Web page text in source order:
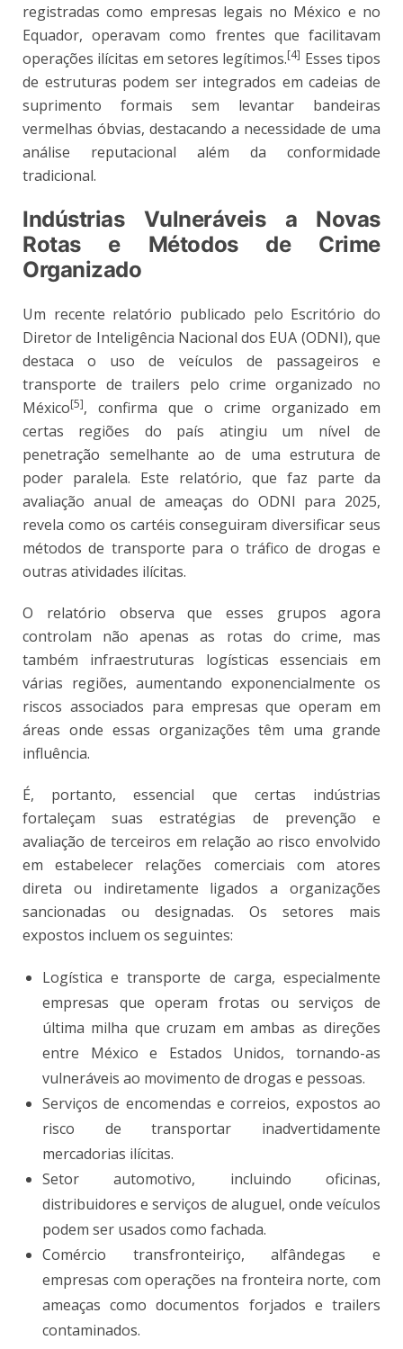
registradas como empresas legais no México e no
Equador, operavam como frentes que facilitavam
operações ilícitas em setores legítimos.[4] Esses tipos
de estruturas podem ser integrados em cadeias de
suprimento formais sem levantar bandeiras
vermelhas óbvias, destacando a necessidade de uma
análise reputacional além da conformidade
tradicional.
Indústrias Vulneráveis a Novas
Rotas e Métodos de Crime
Organizado
Um recente relatório publicado pelo Escritório do
Diretor de Inteligência Nacional dos EUA (ODNI), que
destaca o uso de veículos de passageiros e
transporte de trailers pelo crime organizado no
México[5], confirma que o crime organizado em
certas regiões do país atingiu um nível de
penetração semelhante ao de uma estrutura de
poder paralela. Este relatório, que faz parte da
avaliação anual de ameaças do ODNI para 2025,
revela como os cartéis conseguiram diversificar seus
métodos de transporte para o tráfico de drogas e
outras atividades ilícitas.
O relatório observa que esses grupos agora
controlam não apenas as rotas do crime, mas
também infraestruturas logísticas essenciais em
várias regiões, aumentando exponencialmente os
riscos associados para empresas que operam em
áreas onde essas organizações têm uma grande
influência.
É, portanto, essencial que certas indústrias
fortaleçam suas estratégias de prevenção e
avaliação de terceiros em relação ao risco envolvido
em estabelecer relações comerciais com atores
direta ou indiretamente ligados a organizações
sancionadas ou designadas. Os setores mais
expostos incluem os seguintes:
Logística e transporte de carga, especialmente
empresas que operam frotas ou serviços de
última milha que cruzam em ambas as direções
entre México e Estados Unidos, tornando-as
vulneráveis ao movimento de drogas e pessoas.
Serviços de encomendas e correios, expostos ao
risco de transportar inadvertidamente
mercadorias ilícitas.
Setor automotivo, incluindo oficinas,
distribuidores e serviços de aluguel, onde veículos
podem ser usados como fachada.
Comércio transfronteiriço, alfândegas e
empresas com operações na fronteira norte, com
ameaças como documentos forjados e trailers
contaminados.